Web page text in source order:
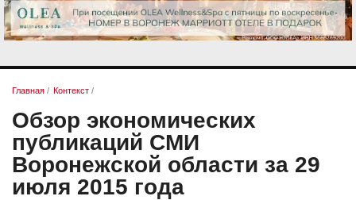
Главная / Контекст /
Обзор экономических
публикаций СМИ
Воронежской области за 29
июля 2015 года